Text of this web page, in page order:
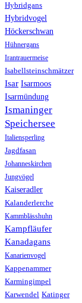
Hybridgans
Hybridvogel
Höckerschwan
Hühnergans
Irantrauermeise
Isabellsteinschmätzer
Isar Isarmoos
Isarmündung
Ismaninger
Speichersee
Italiensperling
Jagdfasan
Johanneskirchen
Jungvögel
Kaiseradler
Kalanderlerche
Kammblässhuhn
Kampfläufer
Kanadagans
Kanarienvogel
Kappenammer
Karmingimpel
Karwendel Katinger